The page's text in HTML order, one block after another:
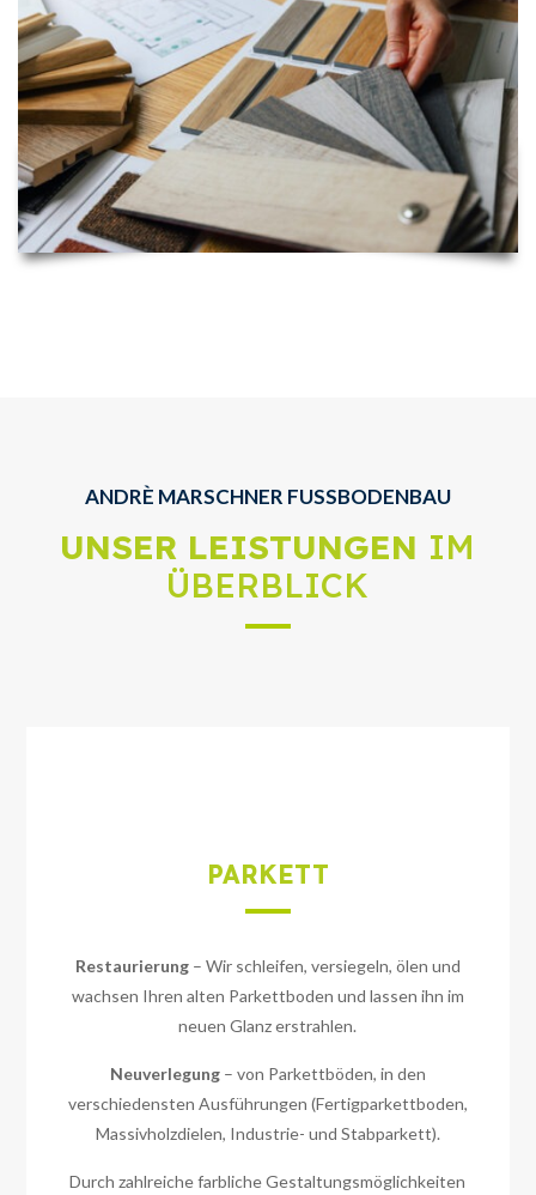
ANDRÈ MARSCHNER FUSSBODENBAU
UNSER LEISTUNGEN IM
ÜBERBLICK
PARKETT
Restaurierung– Wir schleifen, versiegeln, ölen und
wachsen Ihren alten Parkettboden und lassen ihn im
neuen Glanz erstrahlen.
Neuverlegung– von Parkettböden, in den
verschiedensten Ausführungen (Fertigparkettboden,
Massivholzdielen, Industrie- und Stabparkett).
Durch zahlreiche farbliche Gestaltungsmöglichkeiten